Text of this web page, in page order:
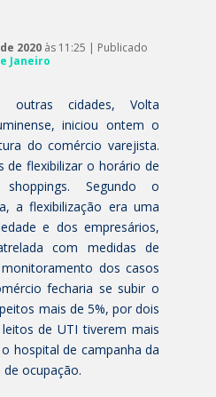
2020 às 11:25 | Publicado
Janeiro
outras cidades, Volta
iniciou ontem o
do comércio varejista.
de flexibilizar o horário de
Segundo o
a flexibilização era uma
e dos empresários,
com medidas de
dos casos
fecharia se subir o
mais de 5%, por dois
de UTI tiverem mais
hospital de campanha da
de ocupação.